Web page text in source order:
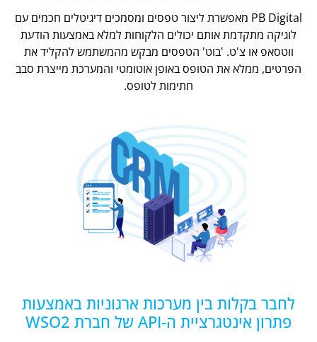
PB Digital מאפשרת ליצור טפסים ומסמכים דיגיטלים חכמים עם
לוגיקה מתקדמת אותם יכולים הלקוחות למלא באמצעות הודעת
ווטסאפ או צ'ט. 'בוט' הטפסים מבקש מהמשתמש להקליד את
הפרטים, ממלא את הטופס באופן אוטומטי והמערכת מייצרת סבב
חתימות לטופס.
לחבר בקלות בין מערכות ארגוניות באמצעות
פתרון אינטגרציית ה-API של חברת WSO2